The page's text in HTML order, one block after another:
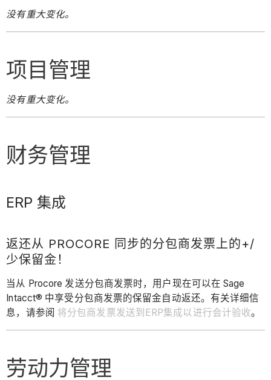
没有重大变化。
项目管理
没有重大变化。
财务管理
ERP 集成
返还从 PROCORE 同步的分包商发票上的+/
少保留金！
当从 Procore 发送分包商发票时，用户现在可以在 Sage
Intacct® 中享受分包商发票的保留金自动返还。有关详细信
息，请参阅 将分包商发票发送到ERP集成以进行会计验收。
劳动力管理